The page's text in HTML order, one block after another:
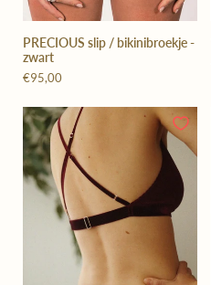
PRECIOUS slip / bikinibroekje -
zwart
€95,00